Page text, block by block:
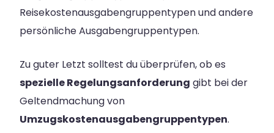
Reisekostenausgabengruppentypen und andere
persönliche Ausgabengruppentypen.
Zu guter Letzt solltest du überprüfen, ob es
spezielle Regelungsanforderung gibt bei der
Geltendmachung von
Umzugskostenausgabengruppentypen.